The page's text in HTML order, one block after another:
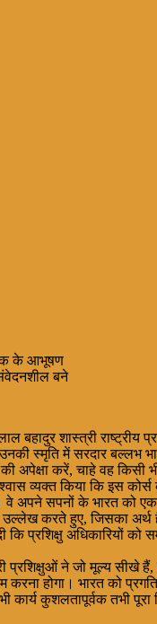
के आभूषण
बने
बहादुर शास्त्री
स्मृति में सरदार
अपेक्षा करें, चाहे वह
व्यक्त किया कि इस
अपने सपनों के भारत को
करते हुए, जिसका अर्थ है
कि प्रशिक्षु अधिकारियों
प्रशिक्षुओं ने जो मूल्य
करना होगा। भारत को
कार्य कुशलतापूर्वक तभी